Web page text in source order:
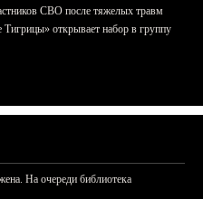
СВО после тяжелых травм
открывает набор в группу
На очереди библиотека